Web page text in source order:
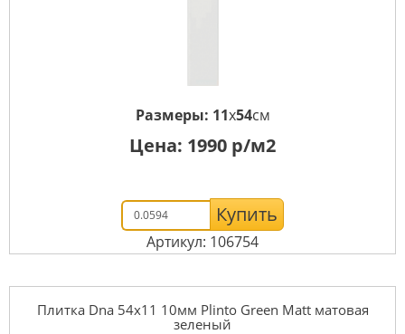
Размеры: 11x54см
Цена: 1990 р/м2
Купить
Артикул: 106754
Плитка Dna 54x11 10мм Plinto Green Matt матовая
зеленый